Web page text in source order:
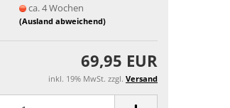
ca. 4 Wochen
(Ausland abweichend)
69,95 EUR
inkl. 19% MwSt. zzgl. Versand